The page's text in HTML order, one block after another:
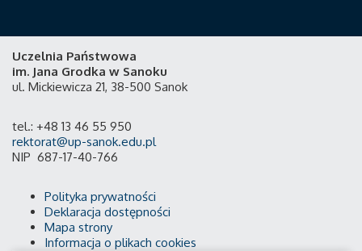
Uczelnia Państwowa
im. Jana Grodka w Sanoku
ul. Mickiewicza 21, 38-500 Sanok
tel.: +48 13 46 55 950
rektorat@up-sanok.edu.pl
NIP 687-17-40-766
Polityka prywatności
Deklaracja dostępności
Mapa strony
Informacja o plikach cookies